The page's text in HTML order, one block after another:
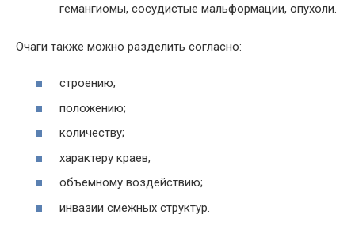
гемангиомы, сосудистые мальформации, опухоли.
Очаги также можно разделить согласно:
строению;
положению;
количеству;
характеру краев;
объемному воздействию;
инвазии смежных структур.